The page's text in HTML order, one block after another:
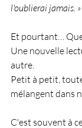
l'oublierai jamais. »
Et pourtant…
Une nouvelle
autre.
Petit à petit,
mélangent dans
C'est souvent à